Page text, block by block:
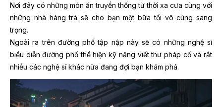
Nơi đây có những món ăn truyền thống từ thời xa cưa cùng với
những nhà hàng trà sẽ cho bạn một bữa tối vô cùng sang
trọng.
Ngoài ra trên đường phố tập nập này sẽ có những nghệ sĩ
biểu diễn đường phố thể hiện kỹ năng viết thư pháp cổ và rất
nhiều các nghệ sĩ khác nữa đang đợi bạn khám phá.